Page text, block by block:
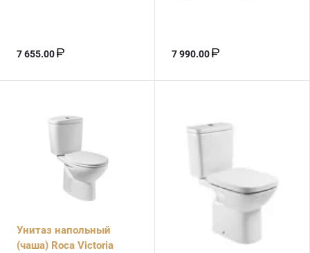
7 655.00 7 990.00
Унитаз напольный
(чаша) Roca Victoria